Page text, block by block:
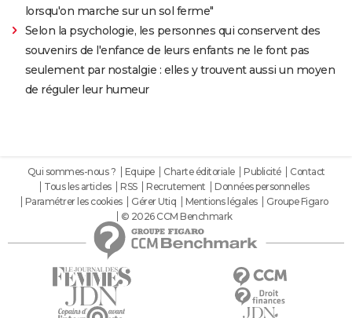
lorsqu'on marche sur un sol ferme"
Selon la psychologie, les personnes qui conservent des
souvenirs de l'enfance de leurs enfants ne le font pas
seulement par nostalgie : elles y trouvent aussi un moyen
de réguler leur humeur
Qui sommes-nous ? Equipe Charte éditoriale Publicité
Contact
Tous les articles
RSS Recrutement
Données personnelles
Paramétrer les cookies
Gérer Utiq Mentions légales
Groupe Figaro
© 2026 CCM Benchmark